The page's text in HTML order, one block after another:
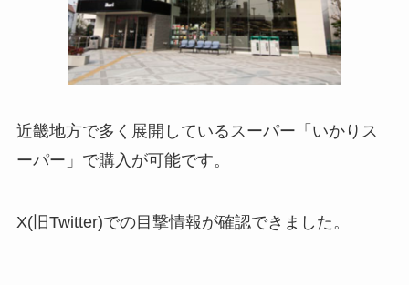
近畿地方で多く展開しているスーパー「いかりス
ーパー」で購入が可能です。
X(旧Twitter)での目撃情報が確認できました。